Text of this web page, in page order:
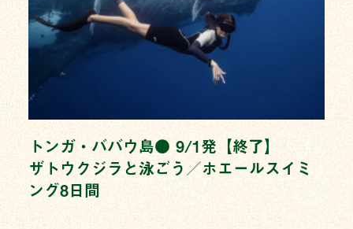
トンガ・ババウ島● 9/1発【終了】
ザトウクジラと泳ごう／ホエールスイミ
ング8日間